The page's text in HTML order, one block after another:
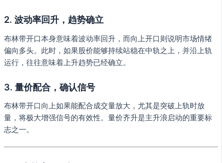
2. 波动率回升，趋势确立
布林带开口本身意味着波动率回升，而向上开口则说明市场情绪
偏向多头。此时，如果股价能够持续站稳在中轨之上，并沿上轨
运行，往往意味着上升趋势已经确立。
3. 量价配合，确认信号
布林带开口向上如果能配合成交量放大，尤其是突破上轨时放
量，将极大增强信号的有效性。量价齐升是主升浪启动的重要标
志之一。